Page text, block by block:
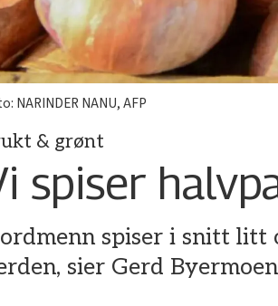
NARINDER NANU, AFP
& grønt
spiser
spiser i snitt litt
sier Gerd